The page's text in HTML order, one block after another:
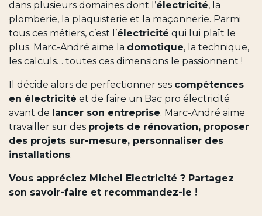
dans plusieurs domaines dont l’électricité, la
plomberie, la plaquisterie et la maçonnerie. Parmi
tous ces métiers, c’est l’électricité qui lui plaît le
plus. Marc-André aime la domotique, la technique,
les calculs… toutes ces dimensions le passionnent !
Il décide alors de perfectionner ses compétences
en électricité et de faire un Bac pro électricité
avant de lancer son entreprise. Marc-André aime
travailler sur des projets de rénovation, proposer
des projets sur-mesure, personnaliser des
installations.
Vous appréciez Michel Electricité ? Partagez
son savoir-faire et recommandez-le !